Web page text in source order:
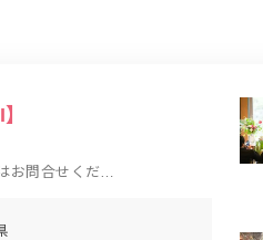
お問合せくださ